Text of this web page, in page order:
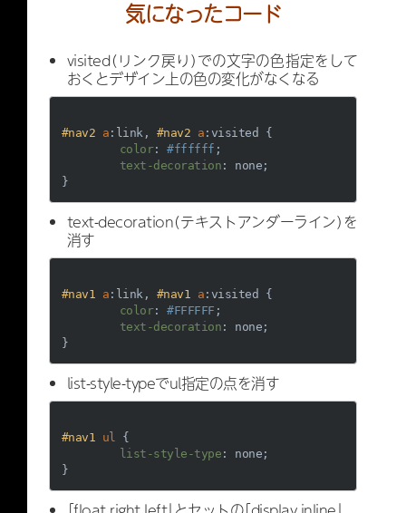
気になったコード
visited（リンク戻り）での文字の色指定をして
おくとデザイン上の色の変化がなくなる
#nav2 a :link, #nav2 a :visited {
color: #ffffff ;
text-decoration : none;
text-decoration（テキストアンダーライン）を
消す
#nav1 a :link, #nav1 a :visited {
color: #FFFFFF ;
text-decoration : none;
list-style-typeでul指定の点を消す
#nav1 ul {
list-style-type : none;